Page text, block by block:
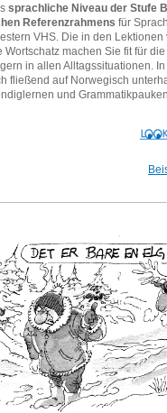
sprachliche Niveau der Stufe
Referenzrahmens für
VHS. Die in den Lektionen
machen Sie fit für die
in allen Alltagssituationen.
fließend auf Norwegisch
und Grammatikpauken.